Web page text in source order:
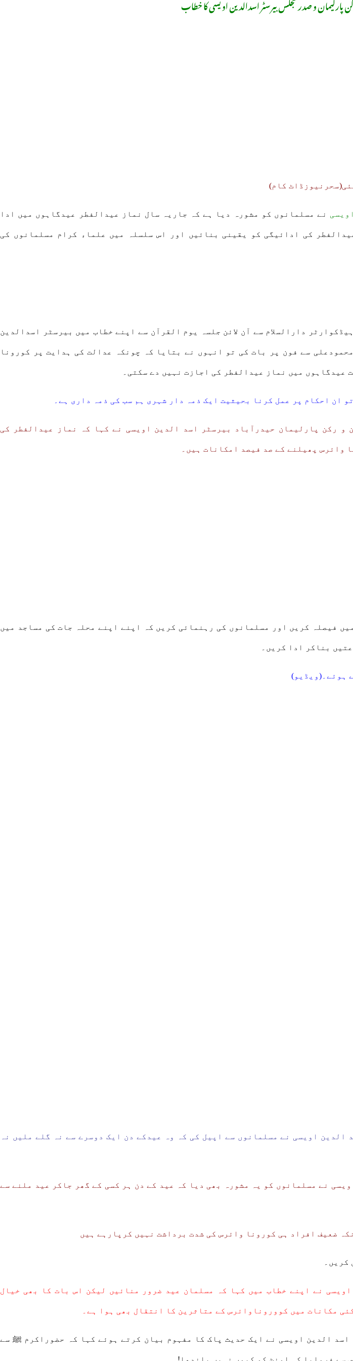
و صدر مجلس بیرسٹر اسدالدین اویسی کا خطاب
نے مسلمانوں کو مشورہ دیا ہے کہ جاریہ سال نماز عیدالفطر عیدگاہوں میں ادا
کی ادائیگی کو یقینی بنائیں اور اس سلسلہ میں علماء کرام مسلمانوں کی
دارالسلام سے آن لائن جلسہ یوم القرآن سے اپنے خطاب میں بیرسٹر اسدالدین
سے فون پر بات کی تو انہوں نے بتایا کہ چونکہ عدالت کی ہدایت پر کورونا
میں نماز عیدالفطر کی اجازت نہیں دے سکتی۔
ان احکام پر عمل کرنا بحیثیت ایک ذمہ دار شہری ہم سب کی ذمہ داری ہے۔
رکن پارلیمان حیدرآباد بیرسٹر اسد الدین اویسی نے کہا کہ نماز عیدالفطر کی
وائرس پھیلنے کے صد فیصد امکانات ہیں۔
فیصلہ کریں اور مسلمانوں کی رہنمائی کریں کہ اپنے اپنے محلہ جات کی مساجد میں
بناکر ادا کریں۔
ہوئے۔(ویڈیو)
اویسی نے مسلمانوں سے اپیل کی کہ وہ عیدکے دن ایک دوسرے سے نہ گلے ملیں نہ
نے مسلمانوں کو یہ مشورہ بھی دیا کہ عید کے دن ہر کسی کے گھر جاکر عید ملنے سے
ضعیف افراد ہی کورونا وائرس کی شدت برداشت نہیں کرپارہے ہیں
نے اپنے خطاب میں کہا کہ مسلمان عید ضرور منائیں لیکن اس بات کا بھی خیال
مکانات میں کووروناوائرس کے متاثرین کا انتقال بھی ہوا ہے۔
الدین اویسی نے ایک حدیث پاک کا مفہوم بیان کرتے ہوئے کہا کہ حضوراکرم ﷺ سے